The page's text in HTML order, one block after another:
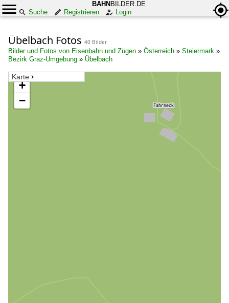
BAHN BILDER.DE
Suche
Registrieren Login
Übelbach Fotos 40 Bilder
Bilder und Fotos von Eisenbahn und Zügen » Österreich » Steiermark »
Bezirk Graz-Umgebung » Übelbach
Karte
+
−